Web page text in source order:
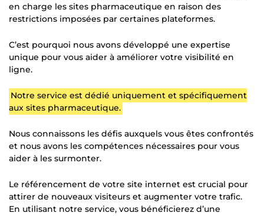
en charge les sites pharmaceutique en raison des
restrictions imposées par certaines plateformes.
C’est pourquoi nous avons développé une expertise
unique pour vous aider à améliorer votre visibilité en
ligne.
Notre service est dédié uniquement et spécifiquement
aux sites pharmaceutique.
Nous connaissons les défis auxquels vous êtes confrontés
et nous avons les compétences nécessaires pour vous
aider à les surmonter.
Le référencement de votre site internet est crucial pour
attirer de nouveaux visiteurs et augmenter votre trafic.
En utilisant notre service, vous bénéficierez d’une